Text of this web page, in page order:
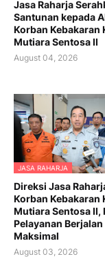
Jasa Raharja
Santunan kepada
Korban Kebakaran
Mutiara Sentosa II
August 04, 2026
JASA RAHARJA
Direksi Jasa
Korban Kebakaran
Mutiara Sentosa II,
Pelayanan Berjalan
Maksimal
August 03, 2026